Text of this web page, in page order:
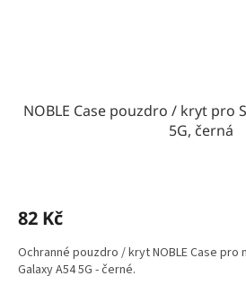
NOBLE Case pouzdro / kryt pro
5G, černá
82 Kč
Ochranné pouzdro / kryt NOBLE Case
Galaxy A54 5G - černé.